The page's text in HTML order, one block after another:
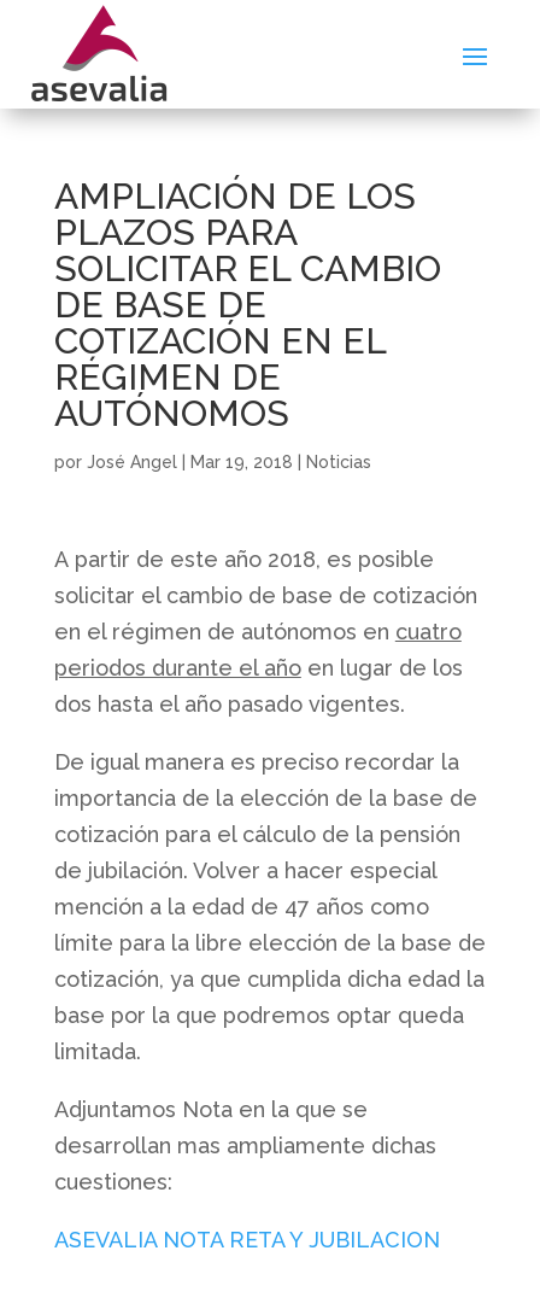
AMPLIACIÓN DE LOS
PLAZOS PARA
SOLICITAR EL CAMBIO
DE BASE DE
COTIZACIÓN EN EL
RÉGIMEN DE
AUTÓNOMOS
por José Angel| Mar 19, 2018 Noticias
A partir de este año 2018, es posible
solicitar el cambio de base de cotización
en el régimen de autónomos en cuatro
periodos durante el añoen lugar de los
dos hasta el año pasado vigentes.
De igual manera es preciso recordar la
importancia de la elección de la base de
cotización para el cálculo de la pensión
de jubilación. Volver a hacer especial
mención a la edad de 47 años como
límite para la libre elección de la base de
cotización, ya que cumplida dicha edad la
base por la que podremos optar queda
limitada.
Adjuntamos Nota en la que se
desarrollan mas ampliamente dichas
cuestiones:
ASEVALIA NOTA RETA Y JUBILACION